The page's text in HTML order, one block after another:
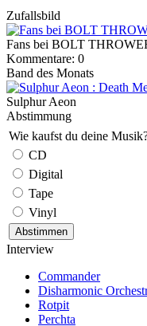
Zufallsbild
Fans bei BOLT
Kommentare: 0
Band des Monats
Sulphur Aeon
Abstimmung
Wie kaufst du deine
CD
Digital
Tape
Vinyl
Interview
Commander
Disharmonic
Rotpit
Perchta